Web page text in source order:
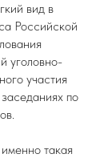
вид в
Российской
уголовно-
участия
по
такая